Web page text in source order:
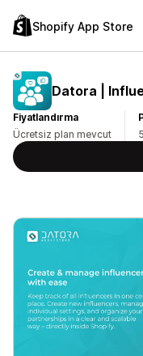
Shopify App Store
Datora |
Fiyatlandırma
Ücretsiz plan mevcut